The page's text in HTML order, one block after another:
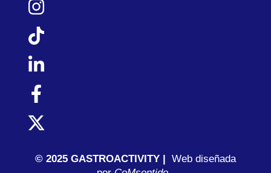
© 2025 GASTROACTIVITY |
Web diseñada